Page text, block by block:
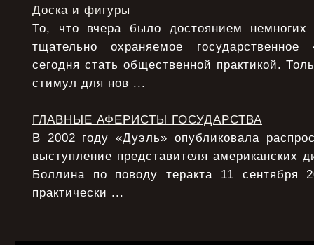
Доска и фигуры
То, что вчера было достоянием немногих
тщательно охраняемое
сегодня стать общественной практикой.
стимул для нов ...
ГЛАВНЫЕ АФЕРИСТЫ ГОСУДАРСТВА
В 2002 году «Дуэль» опубликовала
выступление представителя американских
Боллина по поводу теракта 11
практически ...